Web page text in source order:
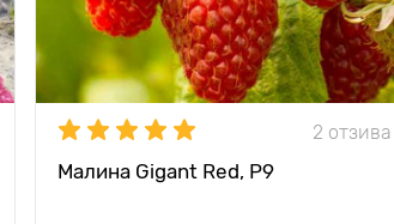
2 отзива
Малина Gigant Red, Р9